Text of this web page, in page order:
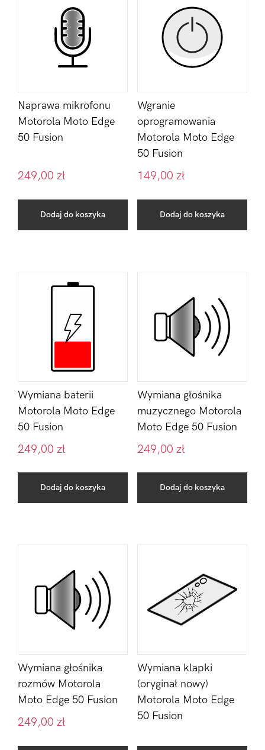
Naprawa mikrofonu
Motorola Moto Edge
50 Fusion
249,00 zł
Dodaj do koszyka
Wgranie
oprogramowania
Motorola Moto Edge
50 Fusion
149,00 zł
Dodaj do koszyka
Wymiana baterii
Motorola Moto Edge
50 Fusion
249,00 zł
Dodaj do koszyka
Wymiana głośnika
muzycznego Motorola
Moto Edge 50 Fusion
249,00 zł
Dodaj do koszyka
Wymiana głośnika
rozmów Motorola
Moto Edge 50 Fusion
249,00 zł
Wymiana klapki
(oryginał nowy)
Motorola Moto Edge
50 Fusion